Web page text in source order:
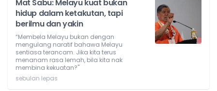
Mat Sabu: Melayu kuat bukan
hidup dalam ketakutan, tapi
berilmu dan yakin
“Membela Melayu bukan dengan
mengulang naratif bahawa Melayu
sentiasa terancam. Jika kita terus
menanam rasa lemah, bila kita nak
membina kekuatan?"
sebulan lepas